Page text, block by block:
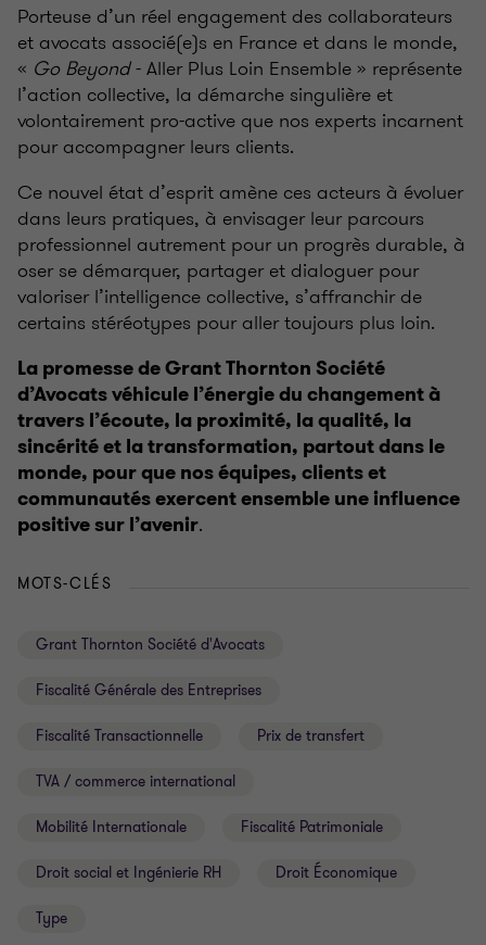
Porteuse d’un réel engagement des collaborateurs
et avocats associé(e)s en France et dans le monde,
« Go Beyond- Aller Plus Loin Ensemble » représente
l’action collective, la démarche singulière et
volontairement pro-active que nos experts incarnent
pour accompagner leurs clients.
Ce nouvel état d’esprit amène ces acteurs à évoluer
dans leurs pratiques, à envisager leur parcours
professionnel autrement pour un progrès durable, à
oser se démarquer, partager et dialoguer pour
valoriser l’intelligence collective, s’affranchir de
certains stéréotypes pour aller toujours plus loin.
La promesse de Grant Thornton Société
d’Avocats véhicule l’énergie du changement à
travers l’écoute, la proximité, la qualité, la
sincérité et la transformation, partout dans le
monde, pour que nos équipes, clients et
communautés exercent ensemble une influence
positive sur l’avenir.
MOTS-CLÉS
Grant Thornton Société d'Avocats
Fiscalité Générale des Entreprises
Fiscalité Transactionnelle Prix de transfert
TVA / commerce international
Mobilité Internationale Fiscalité Patrimoniale
Droit social et Ingénierie RH Droit Économique
Type